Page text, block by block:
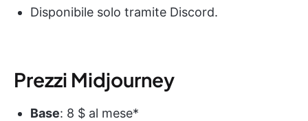
Disponibile solo tramite Discord.
Prezzi Midjourney
Base: 8 $ al mese*